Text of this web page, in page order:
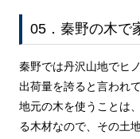
05．秦野の木で
秦野では丹沢山地でヒ
出荷量を誇ると言われて
地元の木を使うことは
る木材なので、その土